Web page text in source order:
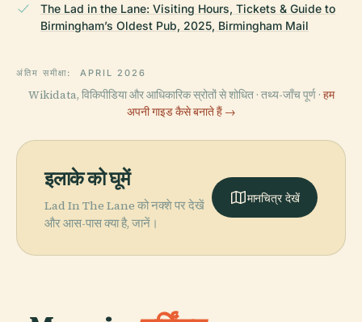
The Lad in the Lane: Visiting Hours, Tickets & Guide to
Birmingham’s Oldest Pub, 2025, Birmingham Mail
अंतिम समीक्षा: APRIL 2026
Wikidata, विकिपीडिया और आधिकारिक स्रोतों से शोधित · तथ्य-जाँच पूर्ण · हम
अपनी गाइड कैसे बनाते हैं →
इलाके को घूमें
Lad In The Lane को नक्शे पर देखें
और आस-पास क्या है, जानें।
मानचित्र देखें